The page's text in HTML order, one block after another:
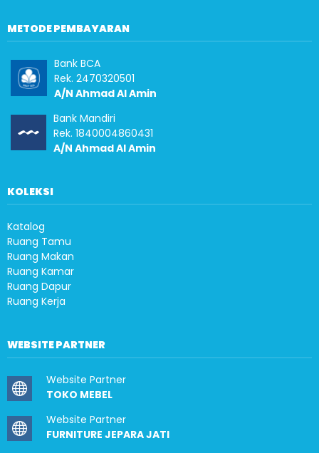
METODE PEMBAYARAN
Bank BCA
Rek. 2470320501
A/N Ahmad Al Amin
Bank Mandiri
Rek. 1840004860431
A/N Ahmad Al Amin
KOLEKSI
Katalog
Ruang Tamu
Ruang Makan
Ruang Kamar
Ruang Dapur
Ruang Kerja
WEBSITE PARTNER
Website Partner
TOKO MEBEL
Website Partner
FURNITURE JEPARA JATI